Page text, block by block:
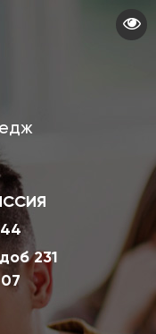
231